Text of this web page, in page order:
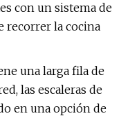
con un sistema de
recorrer la cocina
una larga fila de
las escaleras de
en una opción de